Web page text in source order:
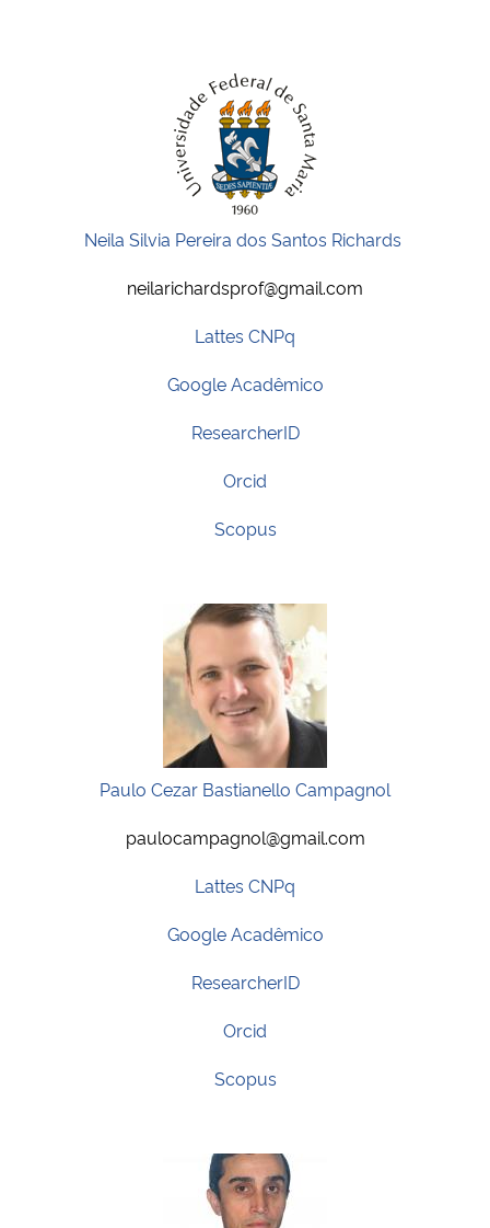
Neila Silvia Pereira dos Santos Richards
neilarichardsprof@gmail.com
Lattes CNPq
Google Acadêmico
ResearcherID
Orcid
Scopus
Paulo Cezar Bastianello Campagnol
paulocampagnol@gmail.com
Lattes CNPq
Google Acadêmico
ResearcherID
Orcid
Scopus